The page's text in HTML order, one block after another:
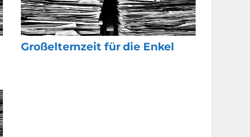
Großelternzeit für die Enkel